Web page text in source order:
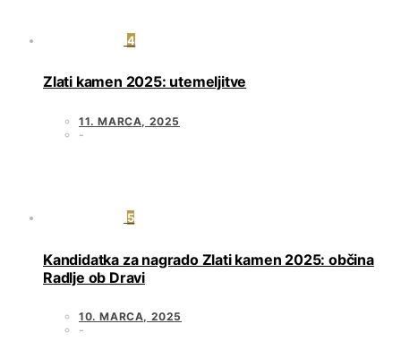
4
Zlati kamen 2025: utemeljitve
11. MARCA, 2025
5
Kandidatka za nagrado Zlati kamen 2025: občina
Radlje ob Dravi
10. MARCA, 2025